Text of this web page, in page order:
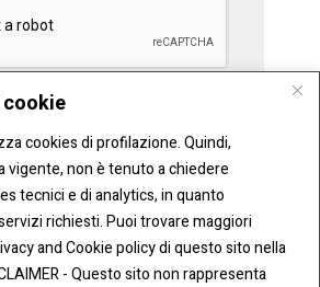
cookies di profilazione. Quindi,
vigente, non è tenuto a chiedere
tecnici e di analytics, in quanto
richiesti. Puoi trovare maggiori
and Cookie policy di questo sito nella
- Questo sito non rappresenta